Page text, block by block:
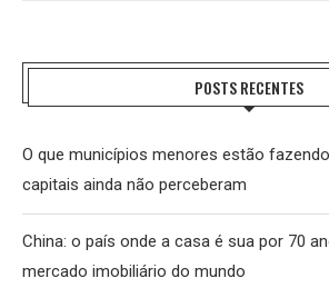
POSTS RECENTES
O que municípios menores estão
capitais ainda não perceberam
China: o país onde a casa é sua por 70
mercado imobiliário do mundo